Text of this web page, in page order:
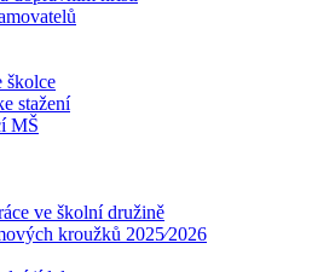
školce
stažení
MŠ
ve školní družině
kroužků 2025⁄2026